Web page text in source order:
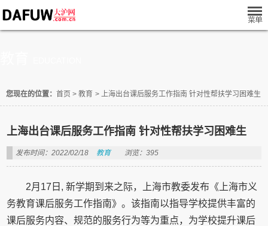
您现在的位置： 首页 > 教育 > 上海出台课后服务工作指南 针对性帮扶学习困难生
上海出台课后服务工作指南 针对性帮扶学习困难生
发布时间：2022/02/18 教育 浏览：395
2月17日, 新学期到来之际，上海市教委发布《上海市义
务教育课后服务工作指南》。该指南以指导学校提供丰富的
课后服务内容、规范的服务行为等为重点，为学校提升课后